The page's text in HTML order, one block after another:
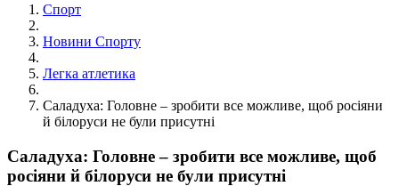
Спорт
Новини Спорту
Легка атлетика
Саладуха: Головне – зробити все можливе, щоб росіяни
й білоруси не були присутні
Саладуха: Головне – зробити все можливе, щоб
росіяни й білоруси не були присутні